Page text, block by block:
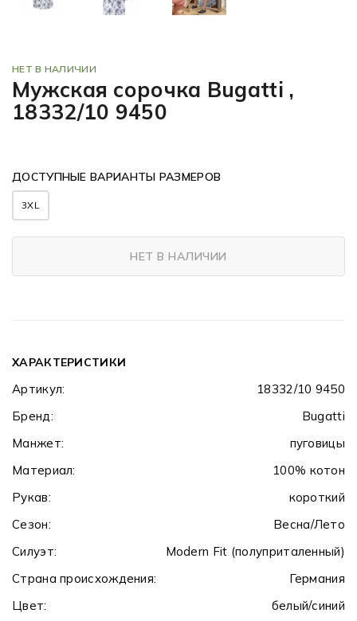
НЕТ В НАЛИЧИИ
Мужская сорочка Bugatti ,
18332/10 9450
ДОСТУПНЫЕ ВАРИАНТЫ РАЗМЕРОВ
3XL
НЕТ В НАЛИЧИИ
ХАРАКТЕРИСТИКИ
Артикул:
18332/10 9450
Бренд:
Bugatti
Манжет:
пуговицы
Материал:
100% котон
Рукав:
короткий
Сезон:
Весна/Лето
Силуэт:
Modern Fit (полуприталенный)
Страна происхождения:
Германия
Цвет:
белый/синий